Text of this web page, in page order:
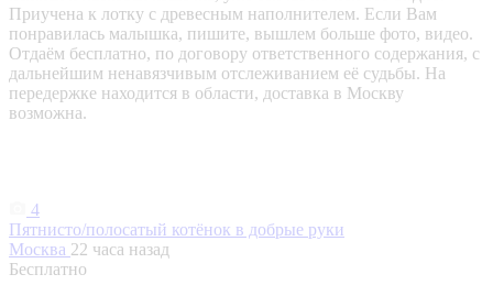
Приучена к лотку с древесным наполнителем. Если Вам
понравилась малышка, пишите, вышлем больше фото, видео.
Отдаём бесплатно, по договору ответственного содержания, с
дальнейшим ненавязчивым отслеживанием её судьбы. На
передержке находится в области, доставка в Москву
возможна.
4
Пятнисто/полосатый котёнок в добрые руки
Москва 22 часа назад
Бесплатно